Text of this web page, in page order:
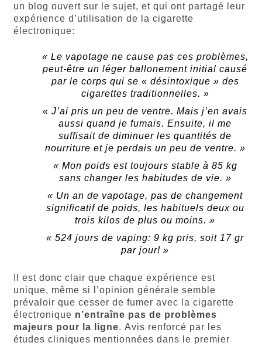
un blog ouvert sur le sujet, et qui ont partagé leur
expérience d’utilisation de la cigarette
électronique:
« Le vapotage ne cause pas ces problèmes,
peut-être un léger ballonement initial causé
par le corps qui se « désintoxique » des
cigarettes traditionnelles. »
« J’ai pris un peu de ventre. Mais j’en avais
aussi quand je fumais. Ensuite, il me
suffisait de diminuer les quantités de
nourriture et je perdais un peu de ventre. »
« Mon poids est toujours stable à 85 kg
sans changer les habitudes de vie. »
« Un an de vapotage, pas de changement
significatif de poids, les habituels deux ou
trois kilos de plus ou moins. »
« 524 jours de vaping: 9 kg pris, soit 17 gr
par jour! »
Il est donc clair que chaque expérience est
unique, même si l’opinion générale semble
prévaloir que cesser de fumer avec la cigarette
électronique n’entraîne pas de problèmes
majeurs pour la ligne. Avis renforcé par les
études cliniques mentionnées dans le premier